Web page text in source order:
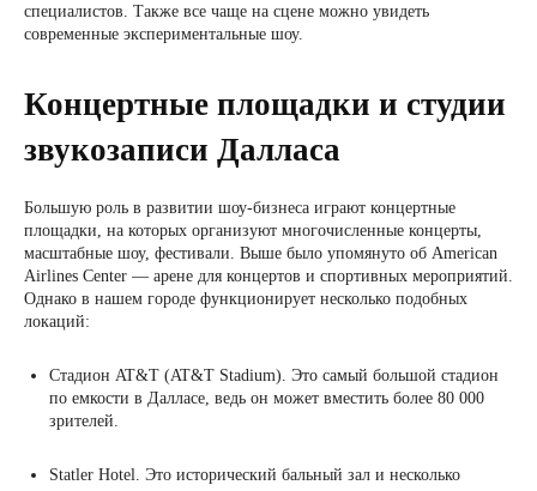
специалистов. Также все чаще на сцене можно увидеть
современные экспериментальные шоу.
Концертные площадки и студии
звукозаписи Далласа
Большую роль в развитии шоу-бизнеса играют концертные
площадки, на которых организуют многочисленные концерты,
масштабные шоу, фестивали. Выше было упомянуто об American
Airlines Center — арене для концертов и спортивных мероприятий.
Однако в нашем городе функционирует несколько подобных
локаций:
Стадион AT&T (AT&T Stadium). Это самый большой стадион
по емкости в Далласе, ведь он может вместить более 80 000
зрителей.
Statler Hotel. Это исторический бальный зал и несколько